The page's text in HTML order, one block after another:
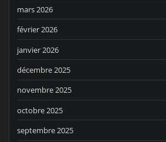
mars 2026
février 2026
janvier 2026
décembre 2025
novembre 2025
octobre 2025
septembre 2025